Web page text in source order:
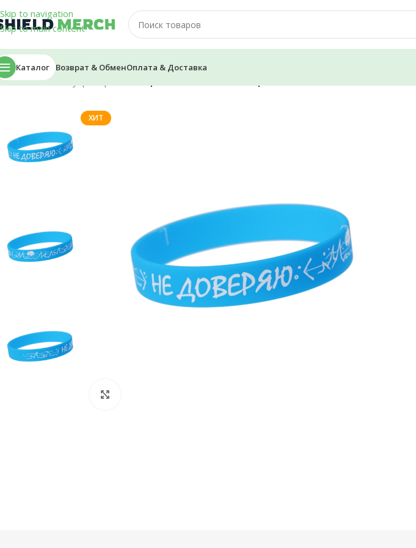
Skip to navigation
Skip to main content
Каталог Возврат & ОбменОплата & Доставка
Главная/Аксессуары
ХИТ